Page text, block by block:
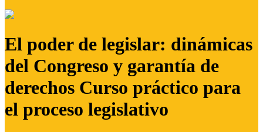
El poder de legislar: dinámicas
del Congreso y garantía de
derechos Curso práctico para
el proceso legislativo